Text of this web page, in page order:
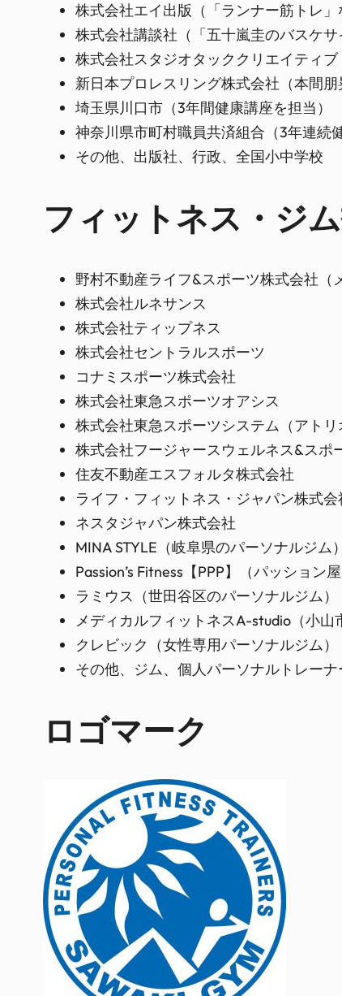
株式会社エイ出版（「ランナー筋トレ」
株式会社講談社（「五十嵐圭のバスケサ
株式会社スタジオタッククリエイティブ
新日本プロレスリング株式会社（本間朋
埼玉県川口市（3年間健康講座を担当）
神奈川県市町村職員共済組合（3年連続
その他、出版社、行政、全国小中学校
フィットネス・ジ
野村不動産ライフ&スポーツ株式会社（
株式会社ルネサンス
株式会社ティップネス
株式会社セントラルスポーツ
コナミスポーツ株式会社
株式会社東急スポーツオアシス
株式会社東急スポーツシステム（アトリ
株式会社フージャースウェルネス&スポ
住友不動産エスフォルタ株式会社
ライフ・フィットネス・ジャパン株式会
ネスタジャパン株式会社
MINA STYLE（岐阜県のパーソナルジム）
Passion’s Fitness【PPP】（パッション
ラミウス（世田谷区のパーソナルジム）
メディカルフィットネスA-studio（小山
クレビック（女性専用パーソナルジム）
その他、ジム、個人パーソナルトレー
ロゴマーク